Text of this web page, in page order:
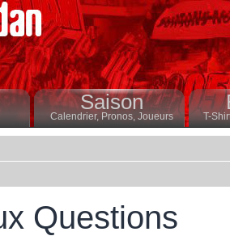
Saison
Calendrier,Pronos, Joueurs T-
Questions